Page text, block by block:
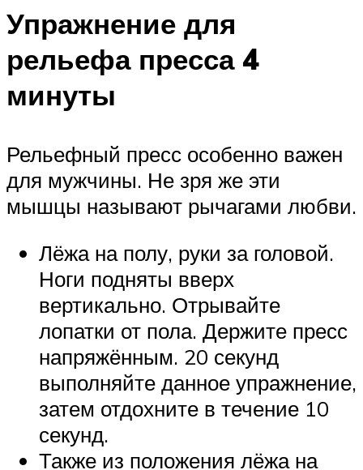
Упражнение для
рельефа пресса 4
минуты
Рельефный пресс особенно важен
для мужчины. Не зря же эти
мышцы называют рычагами любви.
Лёжа на полу, руки за головой.
Ноги подняты вверх
вертикально. Отрывайте
лопатки от пола. Держите пресс
напряжённым. 20 секунд
выполняйте данное упражнение,
затем отдохните в течение 10
секунд.
Также из положения лёжа на